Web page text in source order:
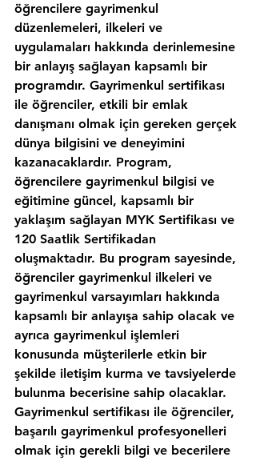
öğrencilere gayrimenkul
düzenlemeleri, ilkeleri ve
uygulamaları hakkında derinlemesine
bir anlayış sağlayan kapsamlı bir
programdır. Gayrimenkul sertifikası
ile öğrenciler, etkili bir emlak
danışmanı olmak için gereken gerçek
dünya bilgisini ve deneyimini
kazanacaklardır. Program,
öğrencilere gayrimenkul bilgisi ve
eğitimine güncel, kapsamlı bir
yaklaşım sağlayan MYK Sertifikası ve
120 Saatlik Sertifikadan
oluşmaktadır. Bu program sayesinde,
öğrenciler gayrimenkul ilkeleri ve
gayrimenkul varsayımları hakkında
kapsamlı bir anlayışa sahip olacak ve
ayrıca gayrimenkul işlemleri
konusunda müşterilerle etkin bir
şekilde iletişim kurma ve tavsiyelerde
bulunma becerisine sahip olacaklar.
Gayrimenkul sertifikası ile öğrenciler,
başarılı gayrimenkul profesyonelleri
olmak için gerekli bilgi ve becerilere